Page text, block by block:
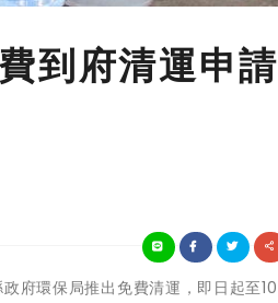
到府清運申請
府環保局推出免費清運，即日起至10